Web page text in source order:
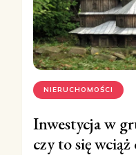
NIERUCHOMOŚCI
Inwestycja w
czy to się wciąż